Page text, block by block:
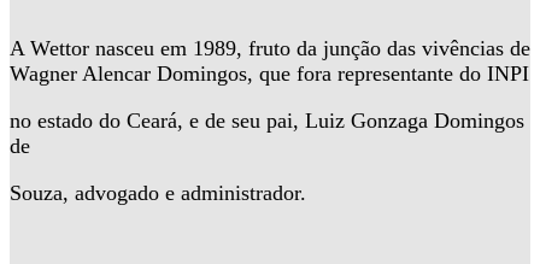
A Wettor nasceu em 1989, fruto da junção das vivências de
Wagner Alencar Domingos, que fora representante do INPI
no estado do Ceará, e de seu pai, Luiz Gonzaga Domingos
de
Souza, advogado e administrador.